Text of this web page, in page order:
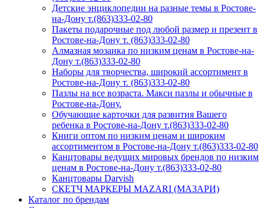
Детские энциклопедии на разные темы в Ростове-
на-Дону т.(863)333-02-80
Пакеты подарочные под любой размер и презент в
Ростове-на-Дону т. (863)333-02-80
Алмазная мозаика по низким ценам в Ростове-на-
Дону т.(863)333-02-80
Наборы для творчества, широкий ассортимент в
Ростове-на-Дону т. (863)333-02-80
Пазлы на все возраста. Макси пазлы и обычные в
Ростове-на-Дону.
Обучающие карточки для развития Вашего
ребенка в Ростове-на-Дону т.(863)333-02-80
Книги оптом по низким ценам и широким
ассортиментом в Ростове-на-Дону т.(863)333-02-80
Канцтовары ведущих мировых брендов по низким
ценам в Ростове-на-Дону т.(863)333-02-80
Канцтовары Darvish
СКЕТЧ МАРКЕРЫ MAZARI (МАЗАРИ)
Каталог по брендам